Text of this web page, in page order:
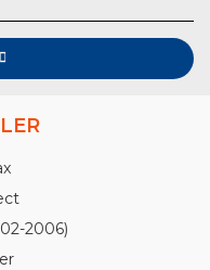
2006)